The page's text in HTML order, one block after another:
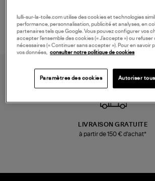
LIVRAISON GRATUITE
à partir de 150 € d'achat*
lulli-sur-la-toile.com utilise des cookies et technologies
performance, personnalisation, publicité et analyses, en
partenaires tels que Google. Vous pouvez configurer vos
accepter l’ensemble des cookies (« J’accepte ») ou
nécessaires (« Continuer sans accepter »). Pour en savoir
vos données, consulter notre politique de cookies
Paramètres des cookies Autoriser